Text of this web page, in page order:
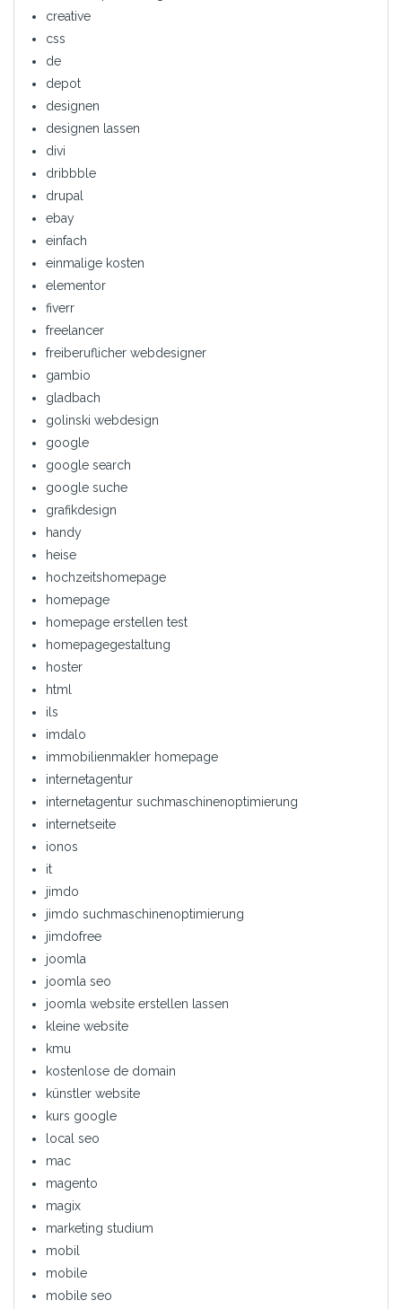
creative
css
de
depot
designen
designen lassen
divi
dribbble
drupal
ebay
einfach
einmalige kosten
elementor
fiverr
freelancer
freiberuflicher webdesigner
gambio
gladbach
golinski webdesign
google
google search
google suche
grafikdesign
handy
heise
hochzeitshomepage
homepage
homepage erstellen test
homepagegestaltung
hoster
html
ils
imdalo
immobilienmakler homepage
internetagentur
internetagentur suchmaschinenoptimierung
internetseite
ionos
it
jimdo
jimdo suchmaschinenoptimierung
jimdofree
joomla
joomla seo
joomla website erstellen lassen
kleine website
kmu
kostenlose de domain
künstler website
kurs google
local seo
mac
magento
magix
marketing studium
mobil
mobile
mobile seo